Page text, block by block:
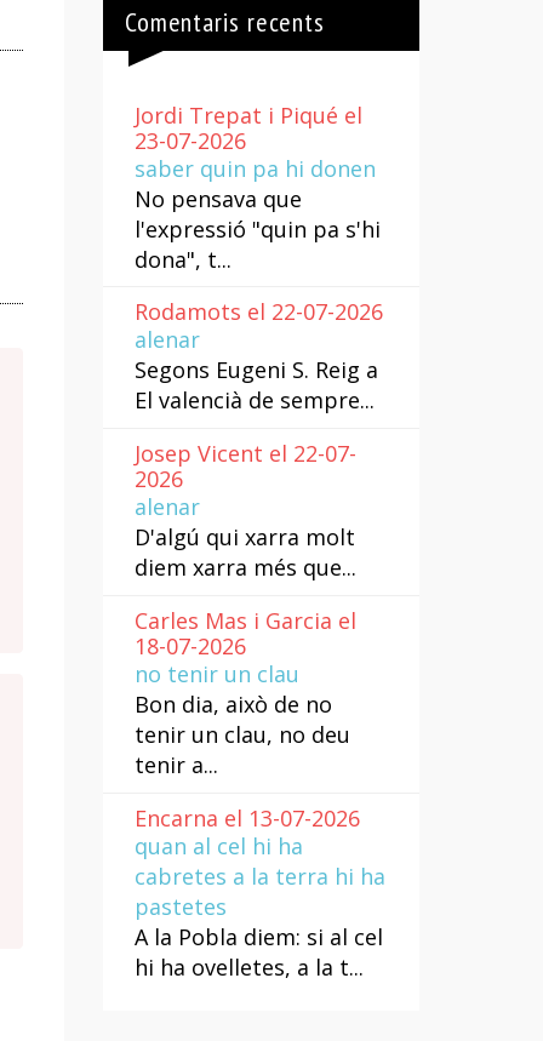
Comentaris recents
Jordi Trepat i Piqué el
23-07-2026
saber quin pa hi donen
No pensava que
l'expressió "quin pa s'hi
dona", t...
Rodamots el 22-07-2026
alenar
Segons Eugeni S. Reig a
El valencià de sempre...
Josep Vicent el 22-07-
2026
alenar
D'algú qui xarra molt
diem xarra més que...
Carles Mas i Garcia el
18-07-2026
no tenir un clau
Bon dia, això de no
tenir un clau, no deu
tenir a...
Encarna el 13-07-2026
quan al cel hi ha
cabretes a la terra hi ha
pastetes
A la Pobla diem: si al cel
hi ha ovelletes, a la t...